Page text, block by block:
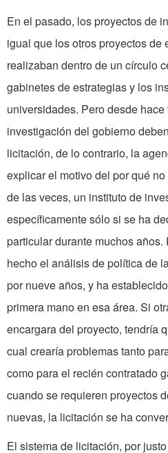
En el pasado, los proyectos de
igual que los otros proyectos de
realizaban dentro de un círculo
gabinetes de estrategias y los
universi­dades. Pero desde
investigación del gobierno
licitación, de lo contrario, la
explicar el motivo del por qué
de las veces, un instituto de
espe­cíficamente sólo si se ha
particular durante muchos
hecho el análisis de política de
por nueve años, y ha
primera mano en esa área. Si
encargara del proyecto, tendría
cual crearía problemas tanto
como para el recién contratado
cuando se requieren proyectos
nuevas, la licitación se ha
El sistema de licitación, por